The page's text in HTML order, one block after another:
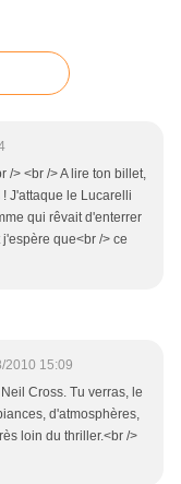
/> <br /> A lire ton billet,
J'attaque le Lucarelli
qui rêvait d'enterrer
que<br /> ce
2010 15:09
Cross. Tu verras, le
d'atmosphères,
loin du thriller.<br />